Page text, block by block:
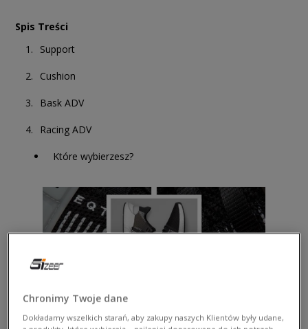
Spis Treści
Support
Cushion
Bask ADV
Racing ADV
Które wybierzesz?
Seria adidas Equipment miała swoją premierę w 1991 roku i
Chronimy Twoje dane
Dokładamy wszelkich starań, aby zakupy naszych Klientów były udane,